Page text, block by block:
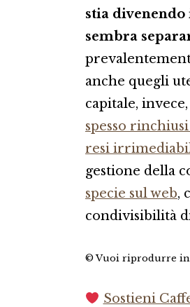
stia
sembra
anche quegli
capitale,
spesso
resi
gestione della
specie sul web,
condivisibilità
© Vuoi riprodurre
Sostieni